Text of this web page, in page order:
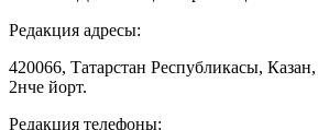
Редакция адресы:
420066, Татарстан Республикасы,
2нче йорт.
Редакция телефоны: